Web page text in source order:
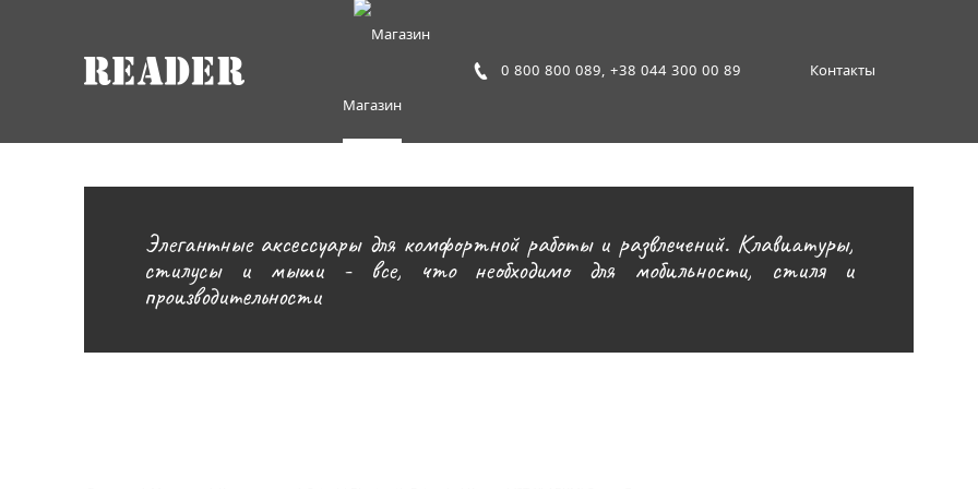
Магазин
0 800 800 089, +38 044 300 00 89 Контакты
Элегантные аксессуары для комфортной работы и развлечений. Клавиатуры,
стилусы и мыши - все, что необходимо для мобильности, стиля и
производительности